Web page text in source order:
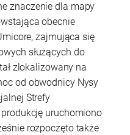
znaczenie dla mapy
obecnie
zajmująca się
służących do
zlokalizowany na
od obwodnicy Nysy
Strefy
uruchomiono
rozpoczęto także